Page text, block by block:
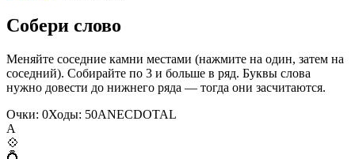
Собери слово
Меняйте соседние камни местами (нажмите на один, затем на
соседний). Собирайте по 3 и больше в ряд. Буквы слова
нужно довести до нижнего ряда — тогда они засчитаются.
Очки: 0Ходы: 50ANECDOTAL
A
💠